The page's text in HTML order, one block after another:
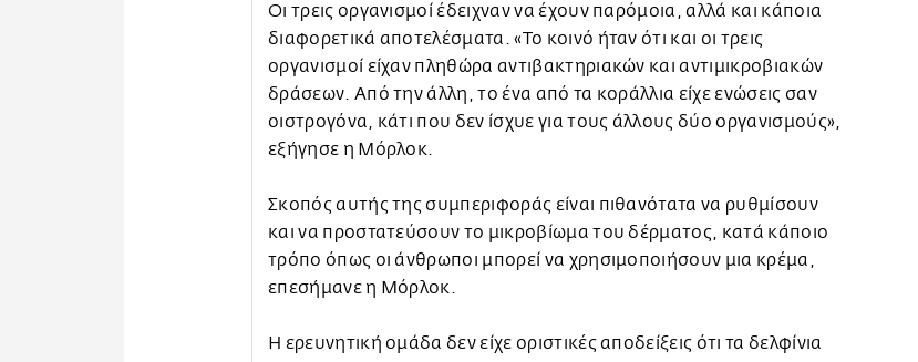
Οι τρεις οργανισμοί έδειχναν να έχουν παρόμοια, αλλά και κάποια
διαφορετικά αποτελέσματα. «Το κοινό ήταν ότι και οι τρεις
οργανισμοί είχαν πληθώρα αντιβακτηριακών και αντιμικροβιακών
δράσεων. Από την άλλη, το ένα από τα κοράλλια είχε ενώσεις σαν
οιστρογόνα, κάτι που δεν ίσχυε για τους άλλους δύο οργανισμούς»,
εξήγησε η Μόρλοκ.
Σκοπός αυτής της συμπεριφοράς είναι πιθανότατα να ρυθμίσουν
και να προστατεύσουν το μικροβίωμα του δέρματος, κατά κάποιο
τρόπο όπως οι άνθρωποι μπορεί να χρησιμοποιήσουν μια κρέμα,
επεσήμανε η Μόρλοκ.
Η ερευνητική ομάδα δεν είχε οριστικές αποδείξεις ότι τα δελφίνια